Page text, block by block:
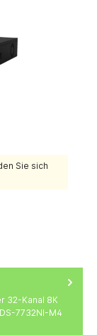
Sie sich
32-Kanal 8K
7732NI-M4